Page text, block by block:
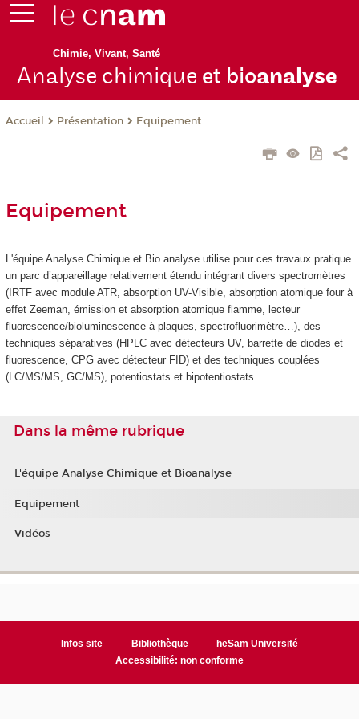
Chimie, Vivant, Santé
Analyse chimique et bioanalyse
Accueil Présentation Equipement
Equipement
L'équipe Analyse Chimique et Bio analyse utilise pour ces travaux pratique
un parc d’appareillage relativement étendu intégrant divers spectromètres
(IRTF avec module ATR, absorption UV-Visible, absorption atomique four à
effet Zeeman, émission et absorption atomique flamme, lecteur
fluorescence/bioluminescence à plaques, spectrofluorimètre…), des
techniques séparatives (HPLC avec détecteurs UV, barrette de diodes et
fluorescence, CPG avec détecteur FID) et des techniques couplées
(LC/MS/MS, GC/MS), potentiostats et bipotentiostats.
Dans la même rubrique
L'équipe Analyse Chimique et Bioanalyse
Equipement
Vidéos
Infos site Bibliothèque
heSam Université
Accessibilité: non conforme